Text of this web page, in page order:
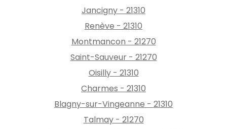
Jancigny - 21310
Renève - 21310
Montmancon - 21270
Saint-Sauveur - 21270
Oisilly - 21310
Charmes - 21310
Blagny-sur-Vingeanne - 21310
Talmay - 21270